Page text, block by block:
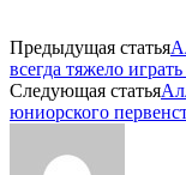
Предыдущая статья
всегда тяжело
Следующая статья
юниорского